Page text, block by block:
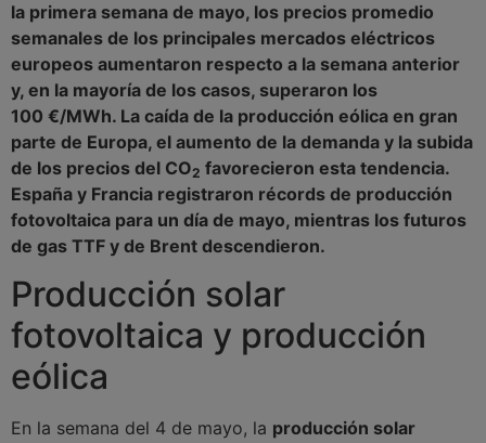
la primera semana de mayo, los precios promedio
semanales de los principales mercados eléctricos
europeos aumentaron respecto a la semana anterior
y, en la mayoría de los casos, superaron los
100 €/MWh. La caída de la producción eólica en gran
parte de Europa, el aumento de la demanda y la subida
de los precios del CO2 favorecieron esta tendencia.
España y Francia registraron récords de producción
fotovoltaica para un día de mayo, mientras los futuros
de gas TTF y de Brent descendieron.
Producción solar
fotovoltaica y producción
eólica
En la semana del 4 de mayo, la producción solar